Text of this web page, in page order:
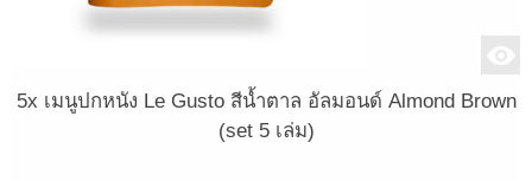
5x เมนูปกหนัง Le Gusto สีน้ำตาล อัลมอนด์ Almond Brown
(set 5 เล่ม)